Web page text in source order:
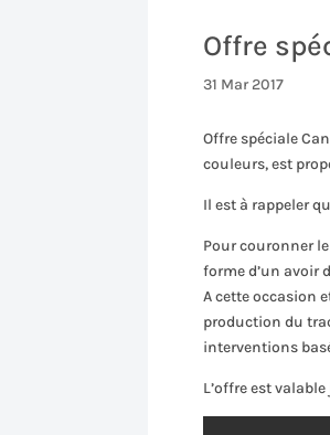
Offre
31 Mar 2017
Offre spéciale
couleurs, est
Il est à rappeler
Pour couronner
forme d’un avoir
A cette occasion
production du
interventions
L’offre est